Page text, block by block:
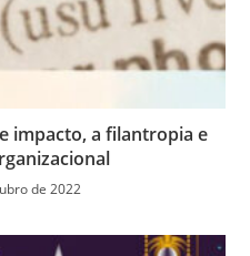
impacto, a filantropia e
de 2022